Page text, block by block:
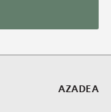
AZADEA